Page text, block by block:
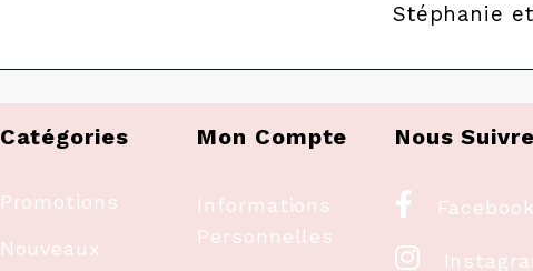
Stéphanie
Catégories
Promotions
Nouveaux
Mon Compte
Informations
Personnelles
Nous Suivre
 Facebook
